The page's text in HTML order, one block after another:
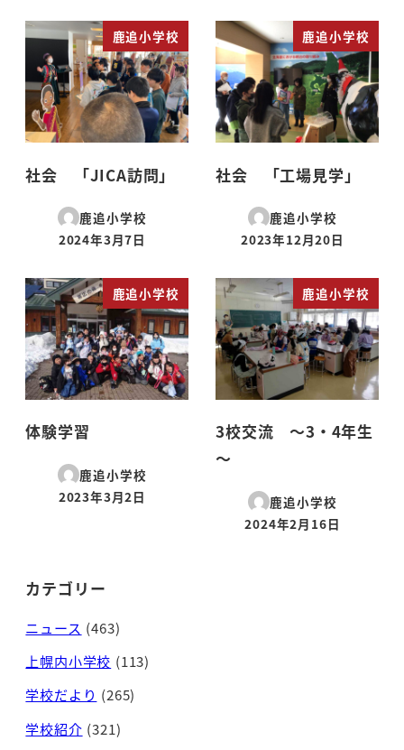
鹿追小学校
社会 「JICA訪問」
鹿追小学校
投稿日
2024年3月7日
鹿追小学校
社会 「工場見学」
鹿追小学校
投稿日
2023年12月20日
鹿追小学校
体験学習
鹿追小学校
投稿日
2023年3月2日
鹿追小学校
3校交流 ～3・4年生
～
鹿追小学校
投稿日
2024年2月16日
カテゴリー
ニュース (463)
上幌内小学校 (113)
学校だより (265)
学校紹介 (321)